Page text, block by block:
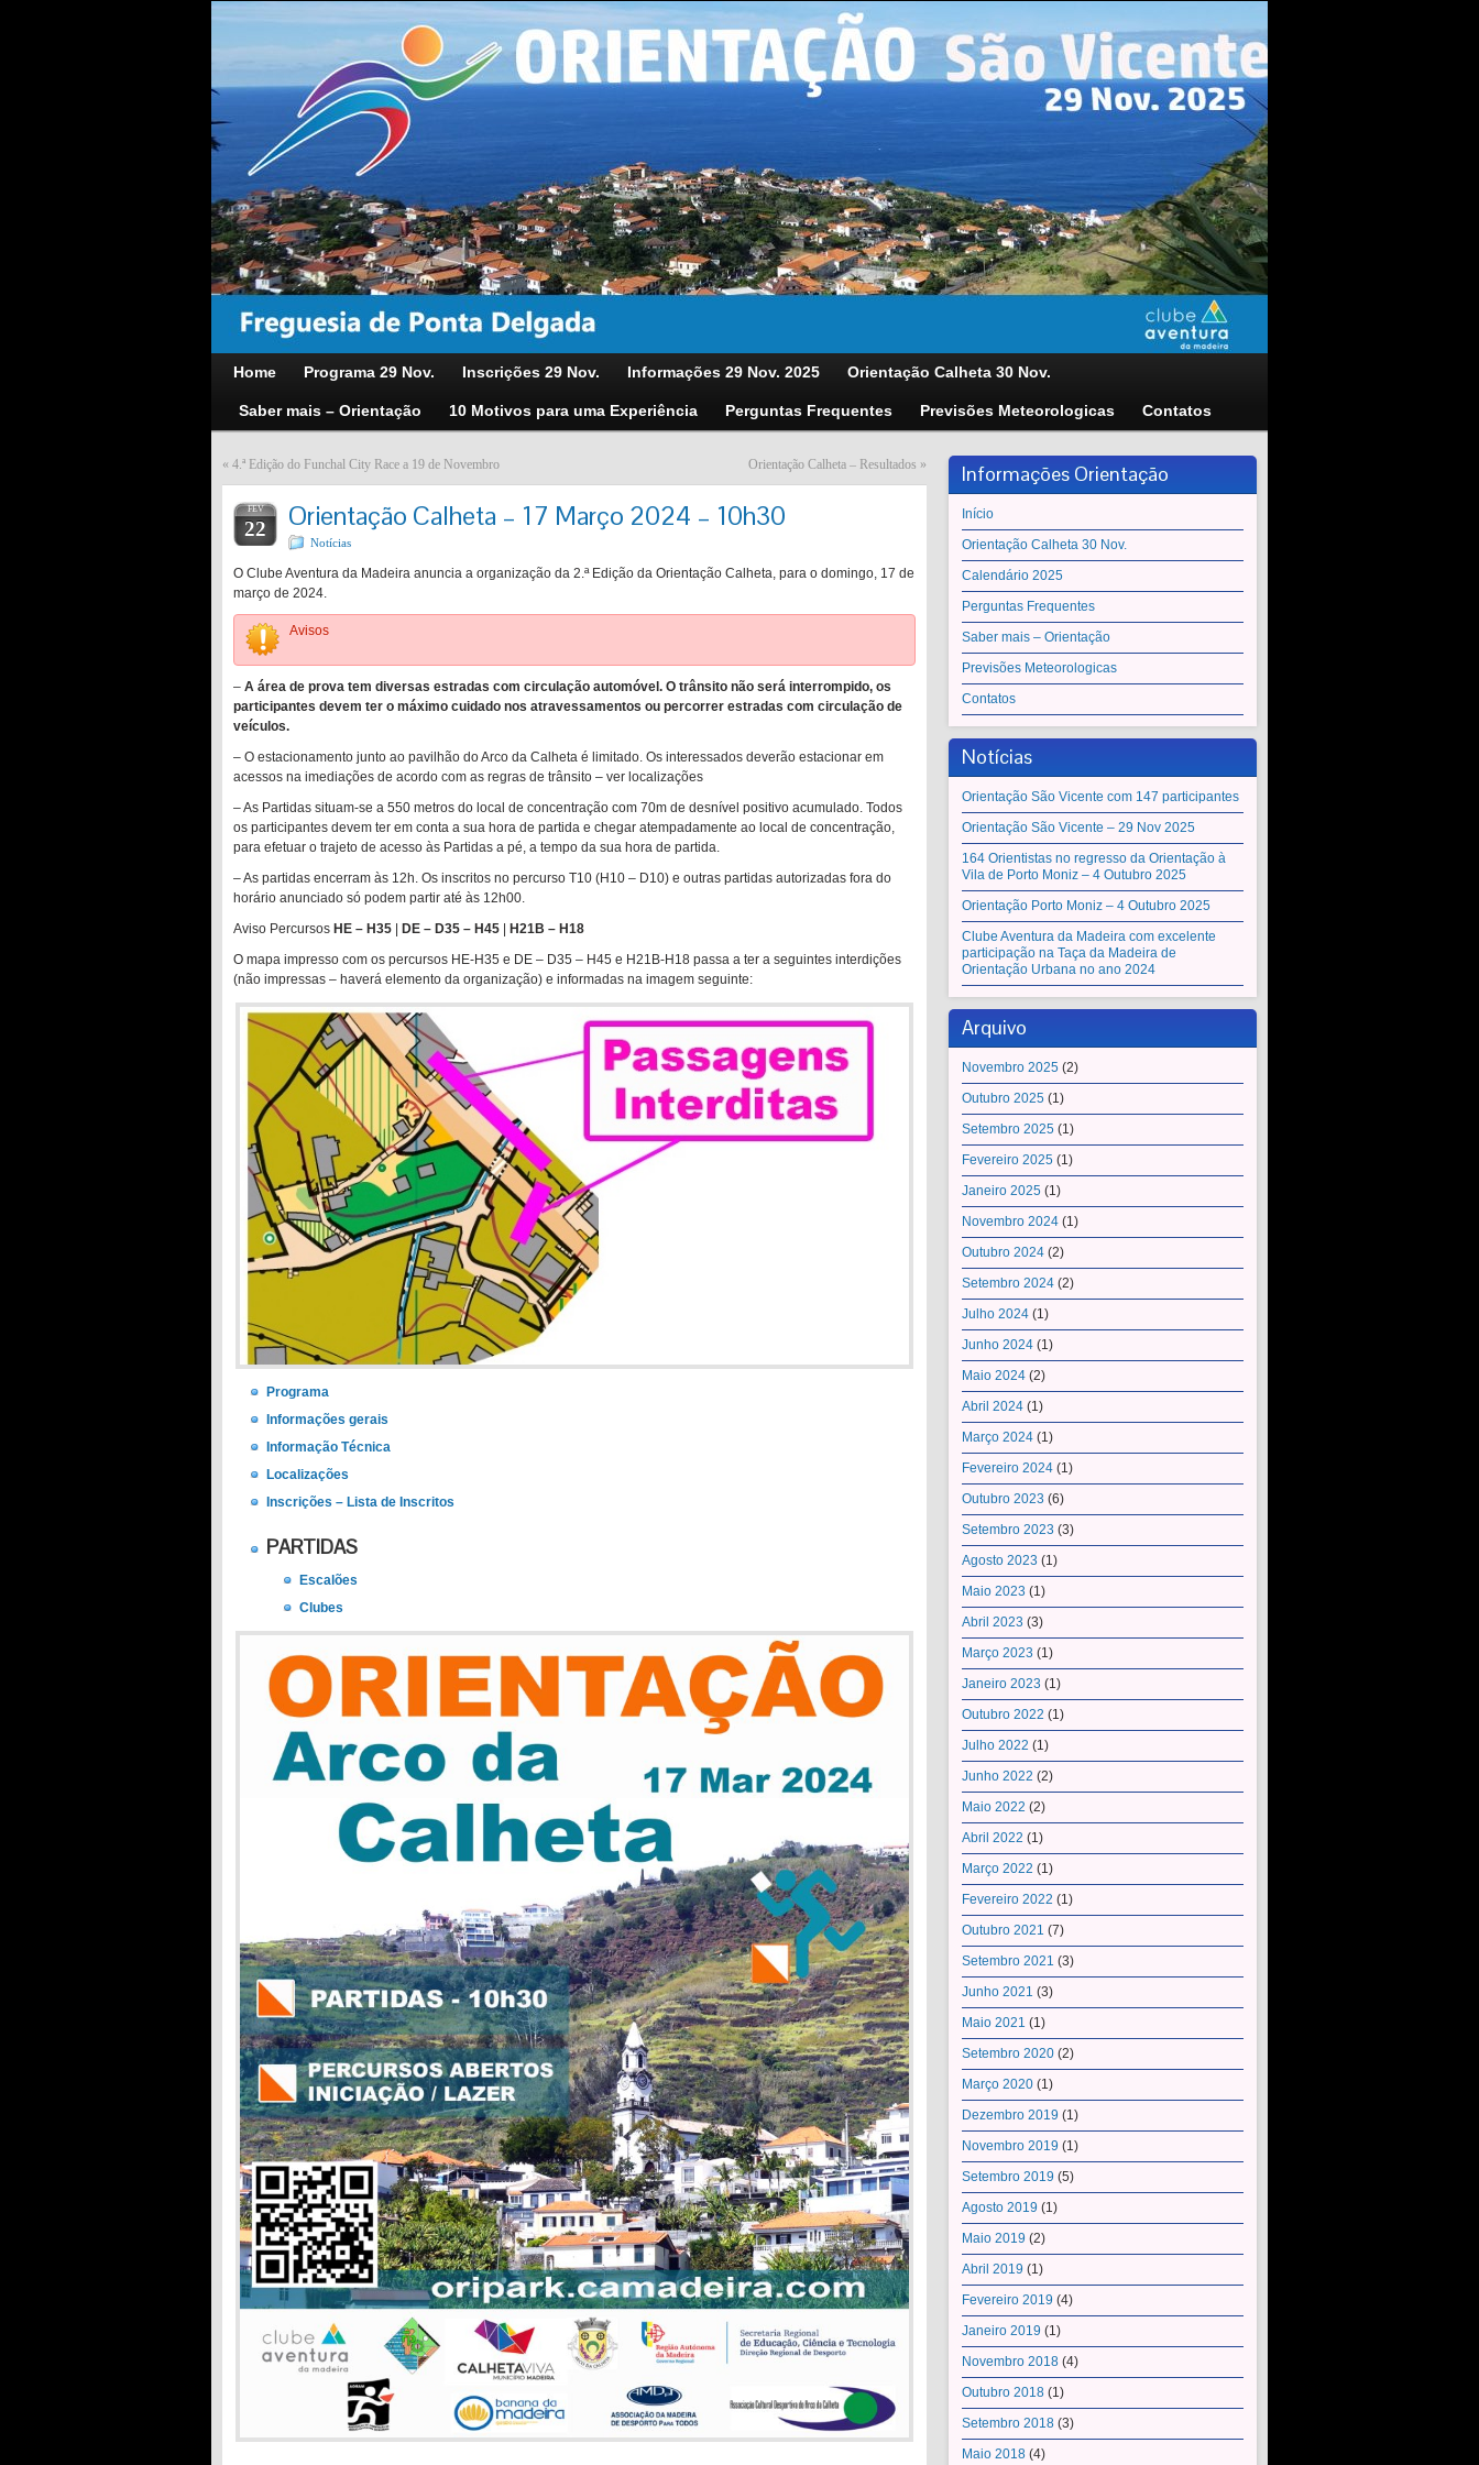
Home Programa 29 Nov. Inscrições 29 Nov. Informações 29 Nov. 2025 Orientação Calheta 30 Nov.
Saber mais – Orientação 10 Motivos para uma Experiência Perguntas Frequentes Previsões Meteorologicas Contatos
« 4.ª Edição do Funchal City Race a 19 de Novembro Orientação Calheta – Resultados »
FEV
22 Orientação Calheta – 17 Março 2024 – 10h30
Notícias
O Clube Aventura da Madeira anuncia a organização da 2.ª Edição da Orientação Calheta, para o domingo, 17 de
março de 2024.
Avisos
– A área de prova tem diversas estradas com circulação automóvel. O trânsito não será interrompido, os
participantes devem ter o máximo cuidado nos atravessamentos ou percorrer estradas com circulação de
veículos.
– O estacionamento junto ao pavilhão do Arco da Calheta é limitado. Os interessados deverão estacionar em
acessos na imediações de acordo com as regras de trânsito – ver localizações
– As Partidas situam-se a 550 metros do local de concentração com 70m de desnível positivo acumulado. Todos
os participantes devem ter em conta a sua hora de partida e chegar atempadamente ao local de concentração,
para efetuar o trajeto de acesso às Partidas a pé, a tempo da sua hora de partida.
– As partidas encerram às 12h. Os inscritos no percurso T10 (H10 – D10) e outras partidas autorizadas fora do
horário anunciado só podem partir até às 12h00.
Aviso Percursos HE – H35 DE – D35 – H45
H21B – H18
O mapa impresso com os percursos HE-H35 e DE – D35 – H45 e H21B-H18 passa a ter a seguintes interdições
(não impressas – haverá elemento da organização) e informadas na imagem seguinte:
Programa
Informações gerais
Informação Técnica
Localizações
Inscrições – Lista de Inscritos
PARTIDAS
Escalões
Clubes
Informações Orientação
Início
Orientação Calheta 30 Nov.
Calendário 2025
Perguntas Frequentes
Saber mais – Orientação
Previsões Meteorologicas
Contatos
Notícias
Orientação São Vicente com 147 participantes
Orientação São Vicente – 29 Nov 2025
164 Orientistas no regresso da Orientação à
Vila de Porto Moniz – 4 Outubro 2025
Orientação Porto Moniz – 4 Outubro 2025
Clube Aventura da Madeira com excelente
participação na Taça da Madeira de
Orientação Urbana no ano 2024
Arquivo
Novembro 2025 (2)
Outubro 2025 (1)
Setembro 2025 (1)
Fevereiro 2025 (1)
Janeiro 2025 (1)
Novembro 2024 (1)
Outubro 2024 (2)
Setembro 2024 (2)
Julho 2024 (1)
Junho 2024 (1)
Maio 2024 (2)
Abril 2024 (1)
Março 2024 (1)
Fevereiro 2024 (1)
Outubro 2023 (6)
Setembro 2023 (3)
Agosto 2023 (1)
Maio 2023 (1)
Abril 2023 (3)
Março 2023 (1)
Janeiro 2023 (1)
Outubro 2022 (1)
Julho 2022 (1)
Junho 2022 (2)
Maio 2022 (2)
Abril 2022 (1)
Março 2022 (1)
Fevereiro 2022 (1)
Outubro 2021 (7)
Setembro 2021 (3)
Junho 2021 (3)
Maio 2021 (1)
Setembro 2020 (2)
Março 2020 (1)
Dezembro 2019 (1)
Novembro 2019 (1)
Setembro 2019 (5)
Agosto 2019 (1)
Maio 2019 (2)
Abril 2019 (1)
Fevereiro 2019 (4)
Janeiro 2019 (1)
Novembro 2018 (4)
Outubro 2018 (1)
Setembro 2018 (3)
Maio 2018 (4)